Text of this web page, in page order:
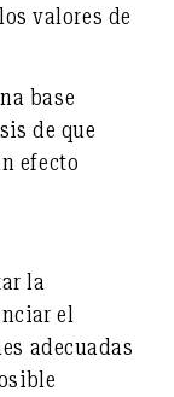
valores de
base
de que
efecto
la
el
adecuadas